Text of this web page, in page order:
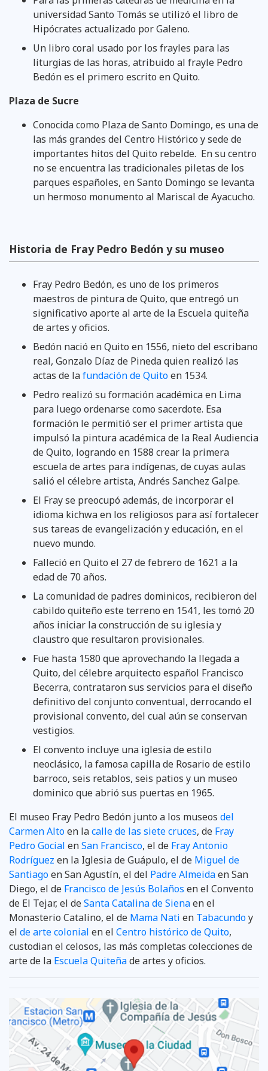
universidad Santo Tomás se utilizó el libro de
Hipócrates actualizado por Galeno.
Un libro coral usado por los frayles para las
liturgias de las horas, atribuido al frayle Pedro
Bedón es el primero escrito en Quito.
Plaza de Sucre
Conocida como Plaza de Santo Domingo, es una de
las más grandes del Centro Histórico y sede de
importantes hitos del Quito rebelde. En su centro
no se encuentra las tradicionales piletas de los
parques españoles, en Santo Domingo se levanta
un hermoso monumento al Mariscal de Ayacucho.
Historia de Fray Pedro Bedón y su museo
Fray Pedro Bedón, es uno de los primeros
maestros de pintura de Quito, que entregó un
significativo aporte al arte de la Escuela quiteña
de artes y oficios.
Bedón nació en Quito en 1556, nieto del escribano
real, Gonzalo Díaz de Pineda quien realizó las
actas de lafundación de Quitoen 1534.
Pedro realizó su formación académica en Lima
para luego ordenarse como sacerdote. Esa
formación le permitió ser el primer artista que
impulsó la pintura académica de la Real Audiencia
de Quito, logrando en 1588 crear la primera
escuela de artes para indígenas, de cuyas aulas
salió el célebre artista, Andrés Sanchez Galpe.
El Fray se preocupó además, de incorporar el
idioma kichwa en los religiosos para así fortalecer
sus tareas de evangelización y educación, en el
nuevo mundo.
Falleció en Quito el 27 de febrero de 1621 a la
edad de 70 años.
La comunidad de padres dominicos, recibieron del
cabildo quiteño este terreno en 1541, les tomó 20
años iniciar la construcción de su iglesia y
claustro que resultaron provisionales.
Fue hasta 1580 que aprovechando la llegada a
Quito, del célebre arquitecto español Francisco
Becerra, contrataron sus servicios para el diseño
definitivo del conjunto conventual, derrocando el
provisional convento, del cual aún se conservan
vestigios.
El convento incluye una iglesia de estilo
neoclásico, la famosa capilla de Rosario de estilo
barroco, seis retablos, seis patios y un museo
dominico que abrió sus puertas en 1965.
El museo Fray Pedro Bedón junto a los museos del
Carmen Altoen lacalle de las siete cruces, de Fray
Pedro Gocial enSan Francisco, el de Fray Antonio
Rodríguez en la Iglesia de Guápulo, el de Miguel de
Santiagoen San Agustín, el del Padre Almeidaen San
Diego, el de Francisco de Jesús Bolaños en el Convento
de El Tejar, el deSanta Catalina de Sienaen el
Monasterio Catalino, el de Mama Nati en Tabacundoy
el de arte colonial en el Centro histórico de Quito,
custodian el celosos, las más completas colecciones de
arte de la Escuela Quiteñade artes y oficios.